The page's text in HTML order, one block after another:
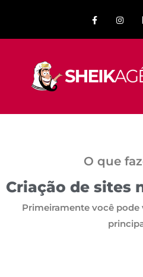
O que
Criação de sites
Primeiramente você